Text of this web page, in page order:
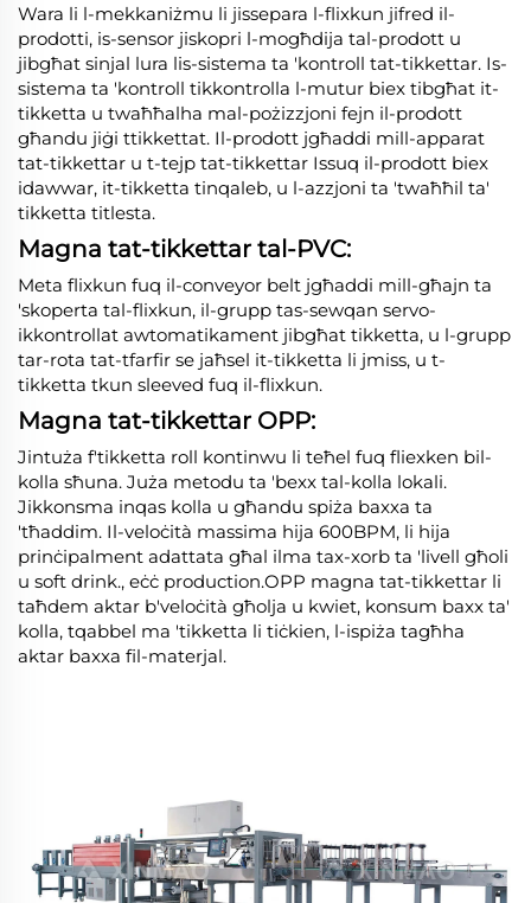
Wara li l-mekkaniżmu li jissepara l-flixkun jifred il-
prodotti, is-sensor jiskopri l-mogħdija tal-prodott u
jibgħat sinjal lura lis-sistema ta 'kontroll tat-tikkettar. Is-
sistema ta 'kontroll tikkontrolla l-mutur biex tibgħat it-
tikketta u twaħħalha mal-pożizzjoni fejn il-prodott
għandu jiġi ttikkettat. Il-prodott jgħaddi mill-apparat
tat-tikkettar u t-tejp tat-tikkettar Issuq il-prodott biex
idawwar, it-tikketta tinqaleb, u l-azzjoni ta 'twaħħil ta'
tikketta titlesta.
Magna tat-tikkettar tal-PVC:
Meta flixkun fuq il-conveyor belt jgħaddi mill-għajn ta
'skoperta tal-flixkun, il-grupp tas-sewqan servo-
ikkontrollat awtomatikament jibgħat tikketta, u l-grupp
tar-rota tat-tfarfir se jaħsel it-tikketta li jmiss, u t-
tikketta tkun sleeved fuq il-flixkun.
Magna tat-tikkettar OPP:
Jintuża f'tikketta roll kontinwu li teħel fuq fliexken bil-
kolla sħuna. Juża metodu ta 'bexx tal-kolla lokali.
Jikkonsma inqas kolla u għandu spiża baxxa ta
'tħaddim. Il-veloċità massima hija 600BPM, li hija
prinċipalment adattata għal ilma tax-xorb ta 'livell għoli
u soft drink., eċċ production.OPP magna tat-tikkettar li
taħdem aktar b'veloċità għolja u kwiet, konsum baxx ta'
kolla, tqabbel ma 'tikketta li tiċkien, l-ispiża tagħha
aktar baxxa fil-materjal.